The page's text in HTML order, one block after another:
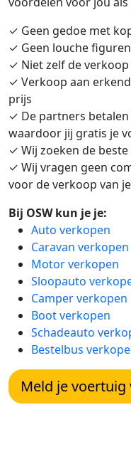
✓ Geen gedoe met
✓ Geen louche
✓ Niet zelf de
✓ Verkoop aan
prijs
✓ De partners
waardoor jij gratis je
✓ Wij zoeken de
✓ Wij vragen geen
voor de verkoop van
Bij OSW kun je je:
Auto verkopen
Caravan verkopen
Motor verkopen
Sloopauto
Camper verkopen
Boot verkopen
Schadeauto
Bestelbus
Meld je